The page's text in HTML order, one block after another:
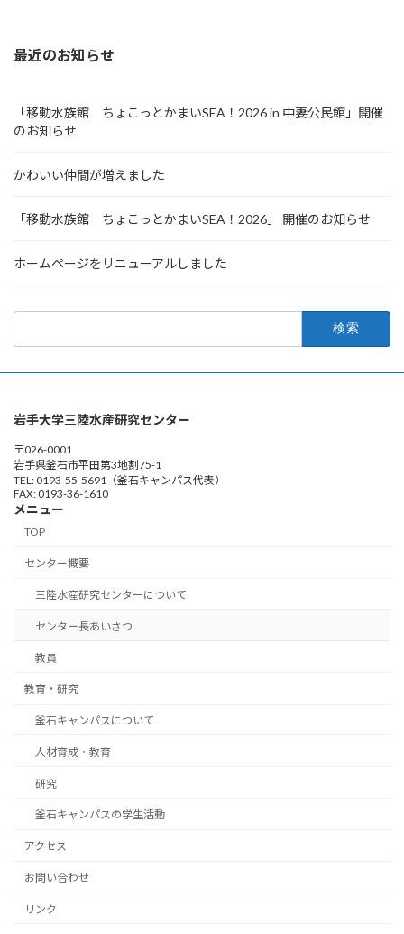
最近のお知らせ
「移動水族館 ちょこっとかまいSEA！2026 in 中妻公民館」開催
のお知らせ
かわいい仲間が増えました
「移動水族館 ちょこっとかまいSEA！2026」 開催のお知らせ
ホームページをリニューアルしました
岩手大学三陸水産研究センター
〒026-0001
岩手県釜石市平田第3地割75-1
TEL: 0193-55-5691（釜石キャンパス代表）
FAX: 0193-36-1610
メニュー
TOP
センター概要
三陸水産研究センターについて
センター長あいさつ
教員
教育・研究
釜石キャンパスについて
人材育成・教育
研究
釜石キャンパスの学生活動
アクセス
お問い合わせ
リンク